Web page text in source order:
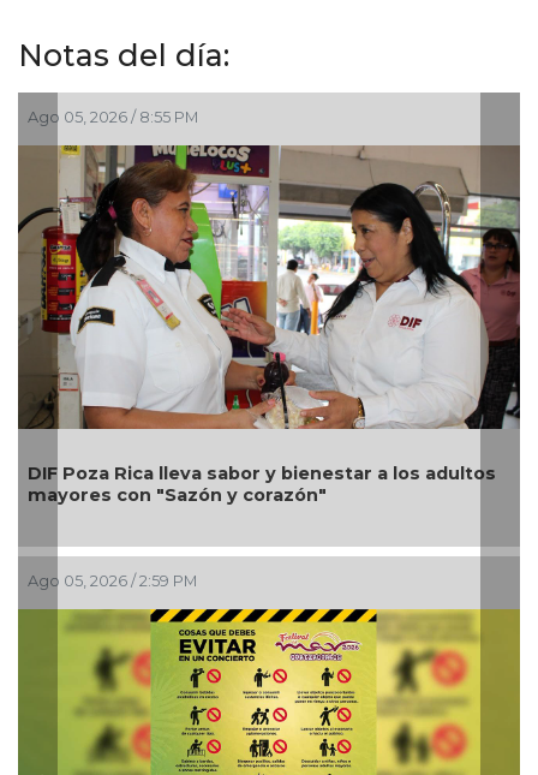
Notas del día:
Ago 05, 2026 / 2:23 PM
Una silla de ruedas, un nuevo apoyo para Flor
Alondra: Pedro Miguel y Sonia Marie responden a
petición de familia
Ago 05, 2026 / 12:13 PM